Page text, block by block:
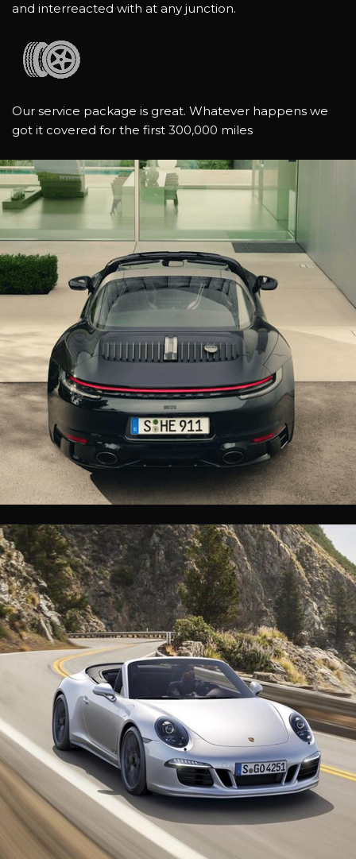
and interreacted with at any junction.
Our service package is great. Whatever happens we
got it covered for the first 300,000 miles